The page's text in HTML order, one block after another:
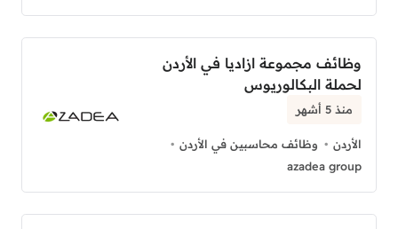
وظائف مجموعة ازاديا في الأردن
لحملة البكالوريوس
منذ 5 أشهر
الأردن
وظائف محاسبين في الأردن
azadea group